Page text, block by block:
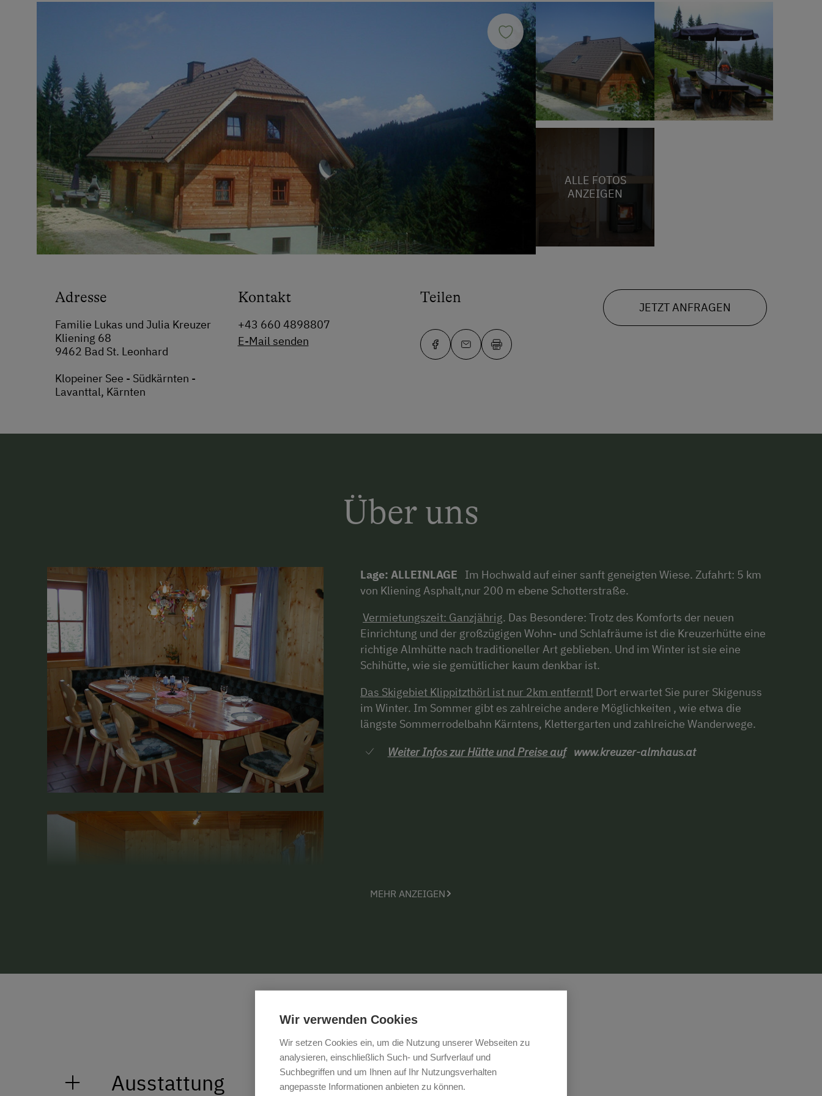
ALLE FOTOS
ANZEIGEN
Adresse
Familie Lukas und Julia Kreuzer
Kliening 68
9462 Bad St. Leonhard
Klopeiner See - Südkärnten -
Lavanttal, Kärnten
Kontakt
+43 660 4898807
E-Mail senden
Teilen
JETZT ANFRAGEN
Über uns
Lage: ALLEINLAGE
Im Hochwald auf einer sanft geneigten Wiese. Zufahrt: 5 km
von Kliening Asphalt,nur 200 m ebene Schotterstraße.
Vermietungszeit: Ganzjährig. Das Besondere: Trotz des Komforts der neuen
Einrichtung und der großzügigen Wohn- und Schlafräume ist die Kreuzerhütte eine
richtige Almhütte nach traditioneller Art geblieben. Und im Winter ist sie eine
Schihütte, wie sie gemütlicher kaum denkbar ist.
Das Skigebiet Klippitzthörl ist nur 2km entfernt! Dort erwartet Sie purer Skigenuss
im Winter. Im Sommer gibt es zahlreiche andere Möglichkeiten , wie etwa die
längste Sommerrodelbahn Kärntens, Klettergarten und zahlreiche Wanderwege.
Weiter Infos zur Hütte und Preise aufwww.kreuzer-almhaus.at
MEHR ANZEIGEN
Ausstattung
Wir verwenden Cookies
Wir setzen Cookies ein, um die Nutzung unserer Webseiten zu
analysieren, einschließlich Such- und Surfverlauf und
Suchbegriffen und um Ihnen auf Ihr Nutzungsverhalten
angepasste Informationen anbieten zu können.